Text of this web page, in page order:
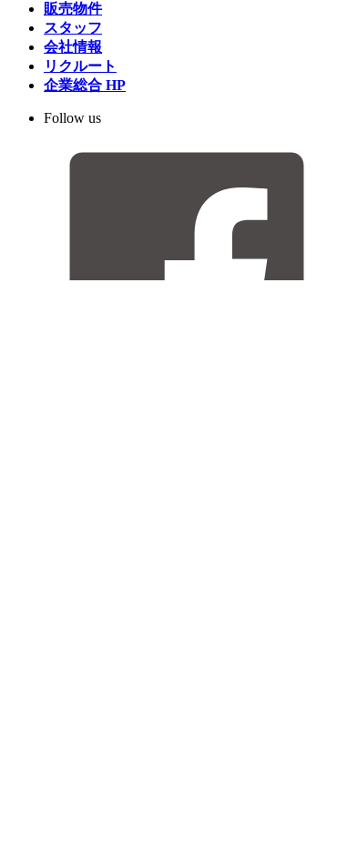
販売物件
スタッフ
会社情報
リクルート
企業総合 HP
Follow us